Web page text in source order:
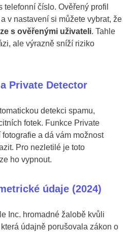
telefonní číslo. Ověřený profil
v nastavení si můžete vybrat, že
s ověřenými uživateli. Tahle
ale výrazně sníží riziko
Private Detector
detekci spamu,
fotek. Funkce Private
a dá vám možnost
Pro nezletilé je toto
ho vypnout.
údaje (2024)
Inc. hromadné žalobě kvůli
údajně porušovala zákon o